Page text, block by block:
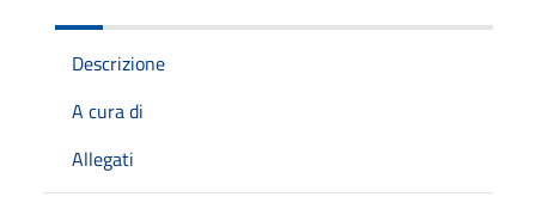
Descrizione
A cura di
Allegati